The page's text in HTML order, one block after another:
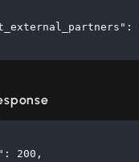
200,